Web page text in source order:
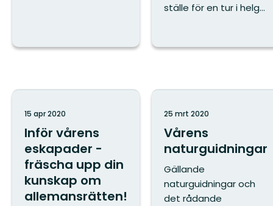
ställe för en tur i helg...
Inför vårens
eskapader -
fräscha upp din
kunskap om
allemansrätten!
15 apr 2020
Vårens
naturguidningar
25 mrt 2020
Gällande
naturguidningar och
det rådande